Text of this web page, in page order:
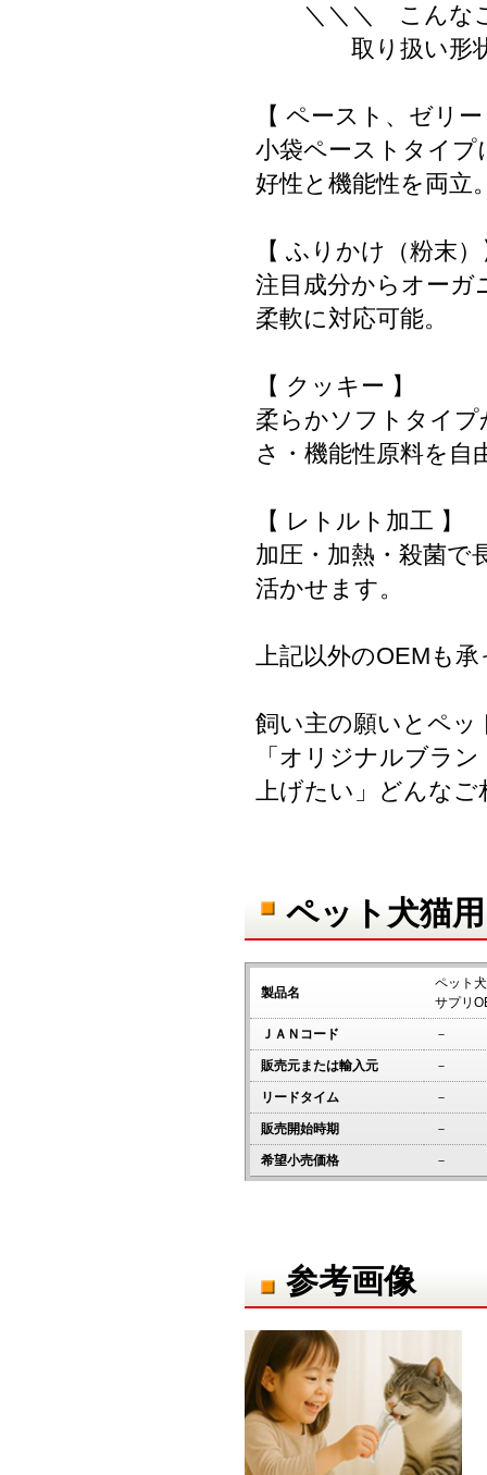
＼＼＼ こんなこ
取り扱い形状
【 ペースト、ゼリ
小袋ペーストタイプ
好性と機能性を両立
【 ふりかけ（粉末
注目成分からオーガ
柔軟に対応可能。
【 クッキー 】
柔らかソフトタイ
さ・機能性原料を
【 レトルト加工 】
加圧・加熱・殺菌で
活かせます。
上記以外のOEMも
飼い主の願いとペッ
「オリジナルブラ
上げたい」どんなご
ペット犬猫
製品名
ペット
サプリ
ＪＡＮコード －
販売元または輸入元 －
リードタイム －
販売開始時期 －
希望小売価格 －
参考画像